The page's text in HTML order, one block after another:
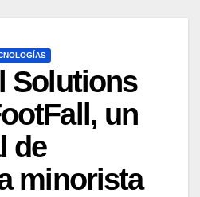
Solutions
un
de
minorista